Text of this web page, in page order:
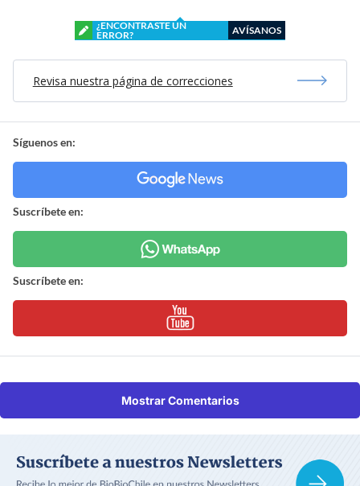
¿ENCONTRASTE UN
ERROR?
AVÍSANOS
Revisa nuestra página de correcciones
Síguenos en:
Suscríbete en:
Suscríbete en:
Mostrar Comentarios